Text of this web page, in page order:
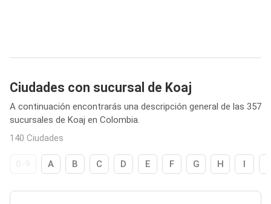
Ciudades con sucursal de Koaj
A continuación encontrarás una descripción general de las 357
sucursales de Koaj en Colombia.
140 Ciudades
A B C D E F G H I